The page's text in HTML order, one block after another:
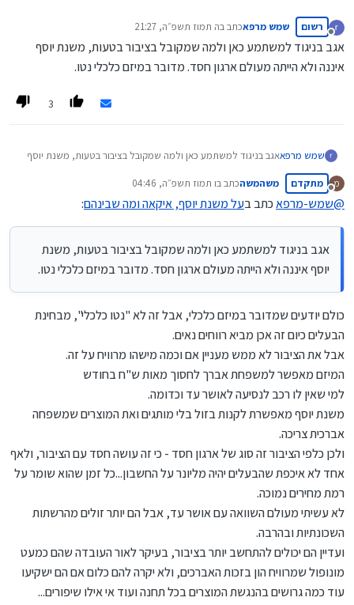
מנותק
רשום שמש מרפאכתב בה תמוז תשפ״ה, 21:27
נערך לאחרונה על ידי
אגב בניגוד למשתמע כאן ולמה שמקובל בציבור בטעות, משנת יוסף
איננה ולא הייתה מעולם ארגון חסד. מדובר במיזם כלכלי נטו.
3
שמש מרפאאגב בניגוד למשתמע כאן ולמה שמקובל בציבור בטעות, משנת יוסף
מ
מנותק
מתקדם משהמשהכתב בו תמוז תשפ״ה, 04:46
נערך לאחרונה על ידי
@שמש-מרפאכתב בעל משנת יוסף, איקאה ומה שבינהם:
אגב בניגוד למשתמע כאן ולמה שמקובל בציבור בטעות, משנת
יוסף איננה ולא הייתה מעולם ארגון חסד. מדובר במיזם כלכלי נטו.
כולם יודעים שמדובר במיזם כלכלי, אבל זה לא "נטו כלכלי", מבחינת
הבעלים כיום זה אכן מביא רווחים נאים.
אבל את הציבור לא ממש מעניין אם וכמה מישהו מרוויח על זה.
המיזם מאפשר למשפחת אברך לחסוך מאות ש"ח בחודש
למי שאין לו רכב לנסיעה לאושר עד וכדומה.
משנת יוסף מאפשרת לקנות בזול בלי מותגים ואת המוצרים שמשפחה
אברכית צריכה.
ולכן כלפי הציבור זה סוג של ארגון חסד - כי זה עושה חסד עם הציבור, ולאף
אחד לא איכפת שהבעלים יהיה מליונר על החשבון...כל זמן שהוא שומר על
רמת מחירים נמוכה.
לא עשיתי מעולם השוואה עם אושר עד, אבל הם יותר זולים מהרשתות
השכונתיות ובהרבה.
ועדיין הם יכולים להתחשב יותר בציבור, בעיקר לאור העובדה שהם כמעט
מונופול שמרוויח הון בזכות האברכים, ולא יקרה להם כלום אם הם ישקיעו
עוד כמה גרושים בהנגשת המוצרים בכל תחנה ועוד אי אילו שיפורים...